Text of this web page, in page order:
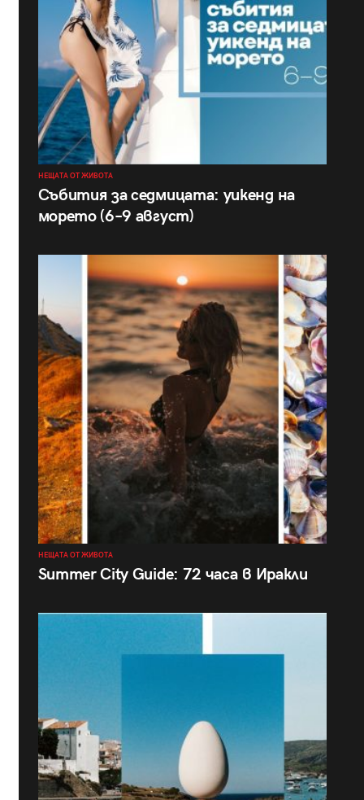
НЕЩАТА ОТ ЖИВОТА
Събития за седмицата: уикенд на
морето (6–9 август)
НЕЩАТА ОТ ЖИВОТА
Summer City Guide: 72 часа в Иракли